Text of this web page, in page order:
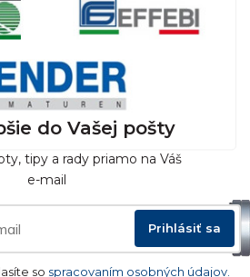
do Vašej pošty
tipy a rady priamo na Váš
e-mail
Prihlásiť sa
so spracovaním osobných údajov.